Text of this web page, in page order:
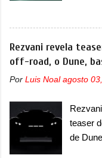
de
de pré-
Há
como
Fang
uma
muito
5 e Bao
de...
Fang
Rezvani revela
off-road, o Dune,
Por Luis Noal agosto
teaser
de